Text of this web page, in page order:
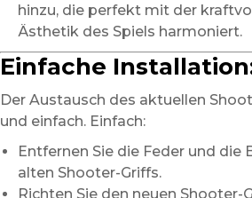
hinzu, die perfekt mit der
Ästhetik des Spiels harmoniert.
Einfache
Der Austausch des aktuellen
und einfach. Einfach:
Entfernen Sie die Feder und die
alten Shooter-Griffs.
Richten Sie den neuen